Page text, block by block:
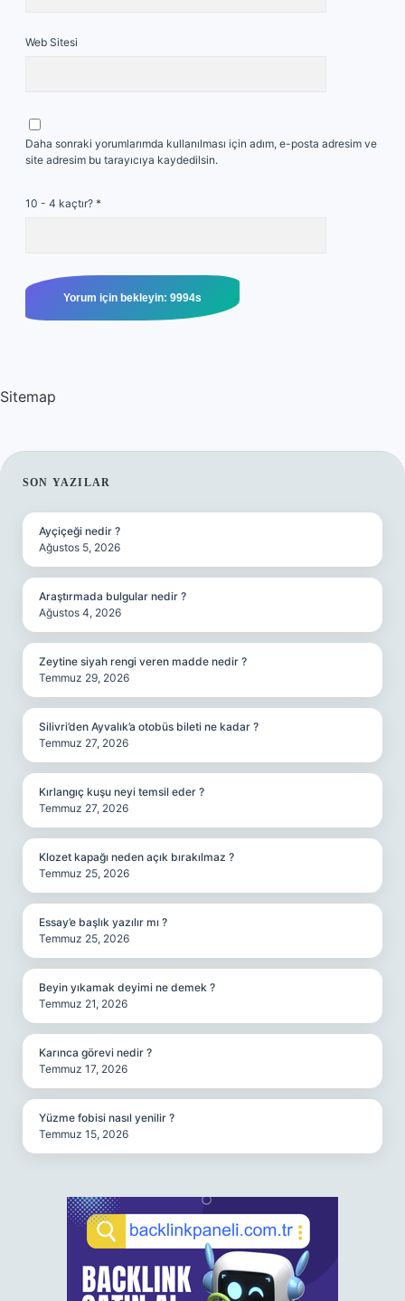
Web Sitesi
Daha sonraki yorumlarımda kullanılması için adım, e-posta adresim ve
site adresim bu tarayıcıya kaydedilsin.
10 - 4 kaçtır? *
Sitemap
SIDEBAR
SON YAZILAR
Ayçiçeği nedir ?
Ağustos 5, 2026
Araştırmada bulgular nedir ?
Ağustos 4, 2026
Zeytine siyah rengi veren madde nedir ?
Temmuz 29, 2026
Silivri’den Ayvalık’a otobüs bileti ne kadar ?
Temmuz 27, 2026
Kırlangıç kuşu neyi temsil eder ?
Temmuz 27, 2026
Klozet kapağı neden açık bırakılmaz ?
Temmuz 25, 2026
Essay’e başlık yazılır mı ?
Temmuz 25, 2026
Beyin yıkamak deyimi ne demek ?
Temmuz 21, 2026
Karınca görevi nedir ?
Temmuz 17, 2026
Yüzme fobisi nasıl yenilir ?
Temmuz 15, 2026